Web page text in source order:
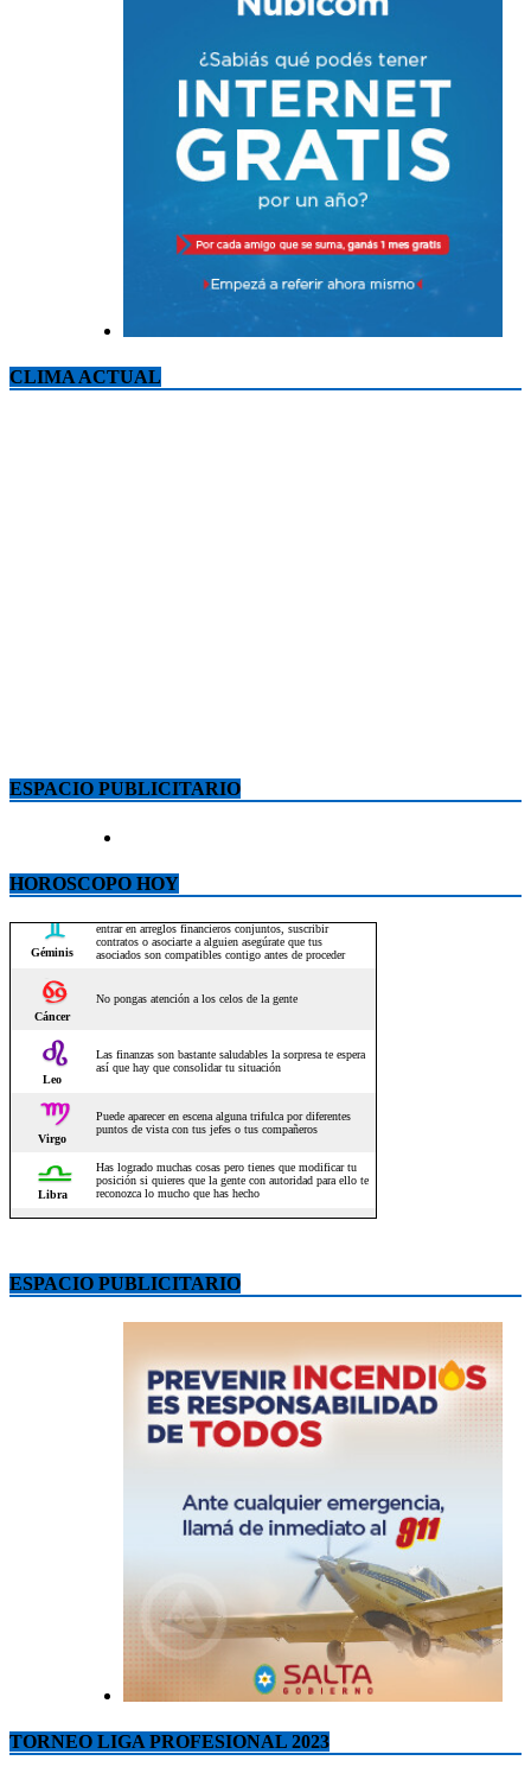
CLIMA ACTUAL
ESPACIO PUBLICITARIO
HOROSCOPO HOY
ESPACIO PUBLICITARIO
TORNEO LIGA PROFESIONAL 2023